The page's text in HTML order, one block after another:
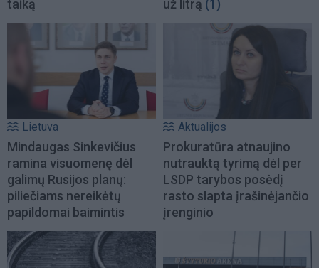
taiką už litrą (1)
Lietuva
Mindaugas Sinkevičius
ramina visuomenę dėl
galimų Rusijos planų:
piliečiams nereikėtų
papildomai baimintis
Aktualijos
Prokuratūra atnaujino
nutrauktą tyrimą dėl per
LSDP tarybos posėdį
rasto slapta įrašinėjančio
įrenginio